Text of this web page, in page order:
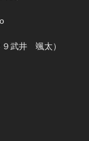
武井 颯太）